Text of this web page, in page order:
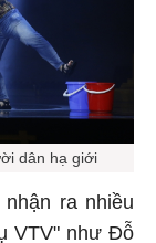
dân hạ giới
ra nhiều
VTV" như Đỗ